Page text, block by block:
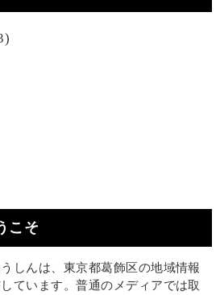
こそ
しんは、東京都葛飾区の地域情報
ています。普通のメディアでは取